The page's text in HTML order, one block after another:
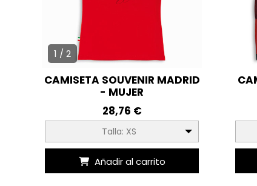
1 / 2
CAMISETA SOUVENIR MADRID
- MUJER
28,76 €
Talla: XS
Añadir al carrito